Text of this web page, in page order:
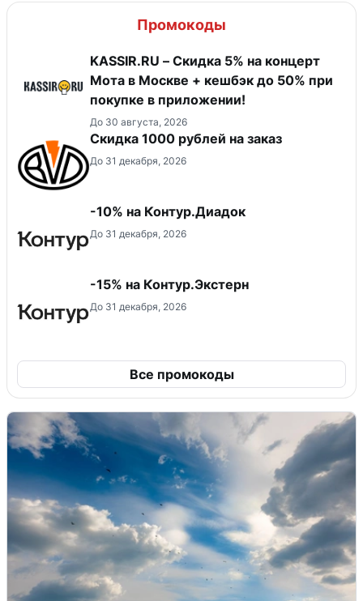
Промокоды
KASSIR.RU – Скидка 5% на концерт
Мота в Москве + кешбэк до 50% при
покупке в приложении!
До 30 августа, 2026
Скидка 1000 рублей на заказ
До 31 декабря, 2026
-10% на Контур.Диадок
До 31 декабря, 2026
-15% на Контур.Экстерн
До 31 декабря, 2026
Все промокоды